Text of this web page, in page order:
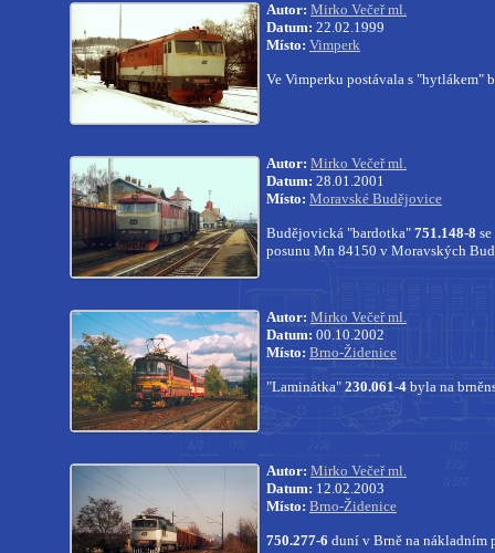
Autor: Mirko Večeř ml.
Datum: 22.02.1999
Místo: Vimperk
Ve Vimperku postávala s "hytlákem"
Autor: Mirko Večeř ml.
Datum: 28.01.2001
Místo: Moravské Budějovice
Budějovická "bardotka" 751.148-8
posunu Mn 84150 v Moravských
Autor: Mirko Večeř ml.
Datum: 00.10.2002
Místo: Brno-Židenice
"Laminátka" 230.061-4 byla na
Autor: Mirko Večeř ml.
Datum: 12.02.2003
Místo: Brno-Židenice
750.277-6 duní v Brně na nákladním